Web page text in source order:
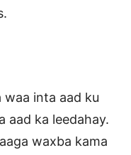
waa inta aad ku
aad ka leedahay.
waxba kama